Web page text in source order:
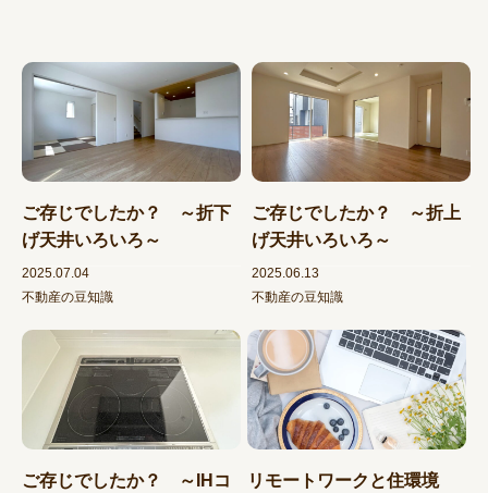
ご存じでしたか？ ～折下
げ天井いろいろ～
2025.07.04
不動産の豆知識
ご存じでしたか？ ～折上
げ天井いろいろ～
2025.06.13
不動産の豆知識
ご存じでしたか？ ～IHコ
リモートワークと住環境